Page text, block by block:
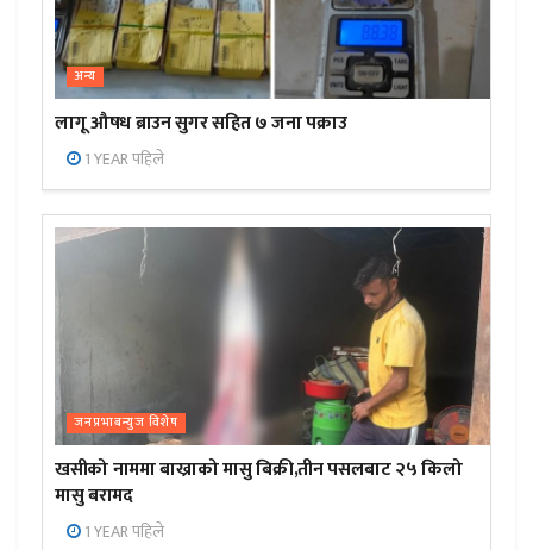
अन्य
लागू औषध ब्राउन सुगर सहित ७ जना पक्राउ
1 YEAR पहिले
जनप्रभाबन्युज विशेष
खसीको नाममा बाख्राको मासु बिक्री,तीन पसलबाट २५ किलो
मासु बरामद
1 YEAR पहिले